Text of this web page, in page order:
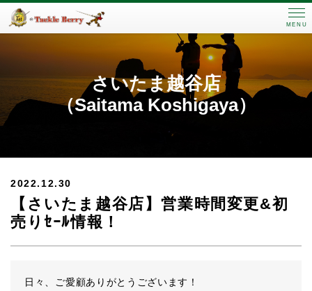
MENU
さいたま越谷店
（Saitama Koshigaya）
2022.12.30
【さいたま越谷店】営業時間変更&初
売りｾｰﾙ情報！
日々、ご愛顧ありがとうございます！